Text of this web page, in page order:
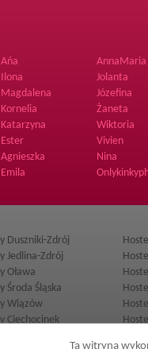
Ta witryna
Ańa
AnnaMaria
Ilona
Jolanta
Magdalena
Józefina
Kornelia
Żaneta
Katarzyna
Wiktoria
Ester
Vivien
Agnieszka
Nina
Emila
Duszniki-Zdrój
Jedlina-Zdrój
Oława
Środa Śląska
Wiązów
Ciechocinek